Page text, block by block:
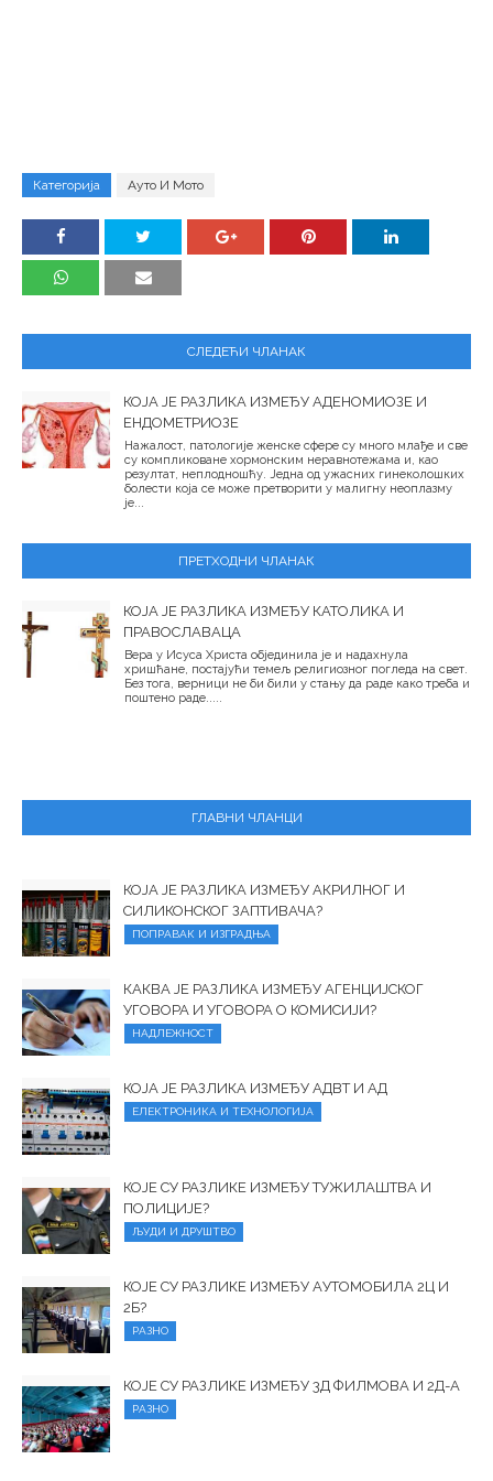
Категорија Ауто И Мото
СЛЕДЕЋИ ЧЛАНАК
КОЈА ЈЕ РАЗЛИКА ИЗМЕЂУ АДЕНОМИОЗЕ И
ЕНДОМЕТРИОЗЕ
Нажалост, патологије женске сфере су много млађе и све
су компликоване хормонским неравнотежама и, као
резултат, неплодношћу. Једна од ужасних гинеколошких
болести која се може претворити у малигну неоплазму
је...
ПРЕТХОДНИ ЧЛАНАК
КОЈА ЈЕ РАЗЛИКА ИЗМЕЂУ КАТОЛИКА И
ПРАВОСЛАВАЦА
Вера у Исуса Христа објединила је и надахнула
хришћане, постајући темељ религиозног погледа на свет.
Без тога, верници не би били у стању да раде како треба и
поштено раде.....
ГЛАВНИ ЧЛАНЦИ
КОЈА ЈЕ РАЗЛИКА ИЗМЕЂУ АКРИЛНОГ И
СИЛИКОНСКОГ ЗАПТИВАЧА?
ПОПРАВАК И ИЗГРАДЊА
КАКВА ЈЕ РАЗЛИКА ИЗМЕЂУ АГЕНЦИЈСКОГ
УГОВОРА И УГОВОРА О КОМИСИЈИ?
НАДЛЕЖНОСТ
КОЈА ЈЕ РАЗЛИКА ИЗМЕЂУ АДВТ И АД
ЕЛЕКТРОНИКА И ТЕХНОЛОГИЈА
КОЈЕ СУ РАЗЛИКЕ ИЗМЕЂУ ТУЖИЛАШТВА И
ПОЛИЦИЈЕ?
ЉУДИ И ДРУШТВО
КОЈЕ СУ РАЗЛИКЕ ИЗМЕЂУ АУТОМОБИЛА 2Ц И
2Б?
РАЗНО
КОЈЕ СУ РАЗЛИКЕ ИЗМЕЂУ 3Д ФИЛМОВА И 2Д-А
РАЗНО